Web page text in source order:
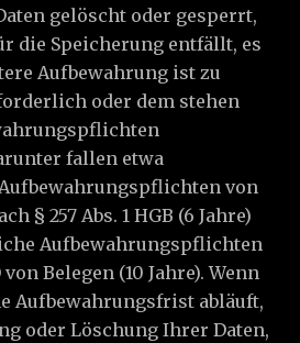
gelöscht oder gesperrt,
die Speicherung entfällt, es
Aufbewahrung ist zu
oder dem stehen
fallen etwa
von
§ 257 Abs. 1 HGB (6 Jahre)
Aufbewahrungspflichten
von Belegen (10 Jahre). Wenn
Aufbewahrungsfrist abläuft,
oder Löschung Ihrer Daten,